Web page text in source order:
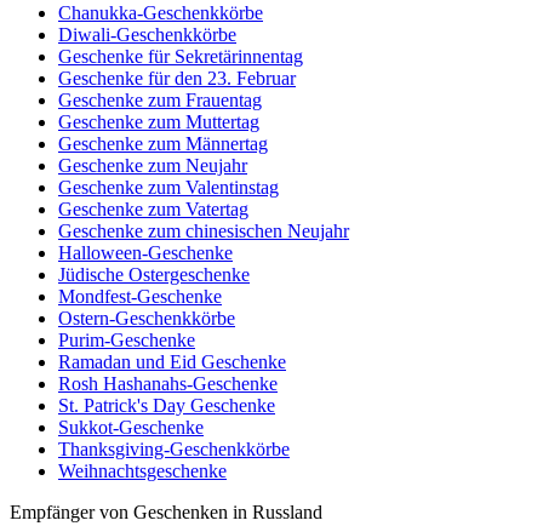
Chanukka-Geschenkkörbe
Diwali-Geschenkkörbe
Geschenke für Sekretärinnentag
Geschenke für den 23. Februar
Geschenke zum Frauentag
Geschenke zum Muttertag
Geschenke zum Männertag
Geschenke zum Neujahr
Geschenke zum Valentinstag
Geschenke zum Vatertag
Geschenke zum chinesischen Neujahr
Halloween-Geschenke
Jüdische Ostergeschenke
Mondfest-Geschenke
Ostern-Geschenkkörbe
Purim-Geschenke
Ramadan und Eid Geschenke
Rosh Hashanahs-Geschenke
St. Patrick's Day Geschenke
Sukkot-Geschenke
Thanksgiving-Geschenkkörbe
Weihnachtsgeschenke
Empfänger von Geschenken in Russland